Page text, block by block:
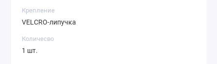
Крепление
VELCRO-липучка
Количесво
1 шт.